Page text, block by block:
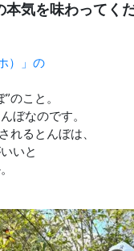
本気を味わってくだ
）」の
のこと。
ぼなのです。
れるとんぼは、
いと